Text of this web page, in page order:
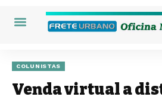
COLUNISTAS
Venda virtual a